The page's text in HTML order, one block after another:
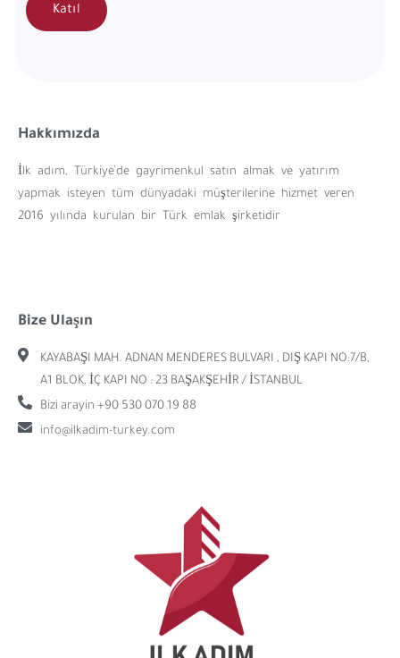
Katıl
Hakkımızda
İlk adım, Türkiye’de gayrimenkul satın almak ve yatırım
yapmak isteyen tüm dünyadaki müşterilerine hizmet veren
2016 yılında kurulan bir Türk emlak şirketidir
Bize Ulaşın
KAYABAŞI MAH. ADNAN MENDERES BULVARI , DIŞ KAPI NO:7/B,
A1 BLOK, İÇ KAPI NO : 23 BAŞAKŞEHİR / İSTANBUL
Bizi arayin +90 530 070 19 88
info@ilkadim-turkey.com